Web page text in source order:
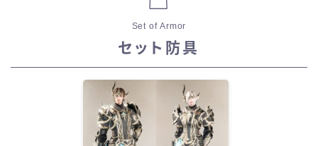
Set of Armor
セット防具